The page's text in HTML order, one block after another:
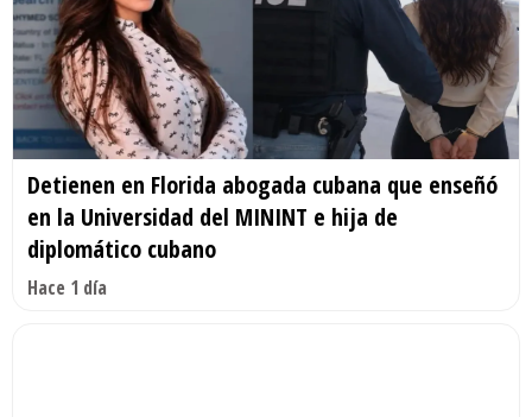
Detienen en Florida abogada cubana que enseñó
en la Universidad del MININT e hija de
diplomático cubano
Hace 1 día